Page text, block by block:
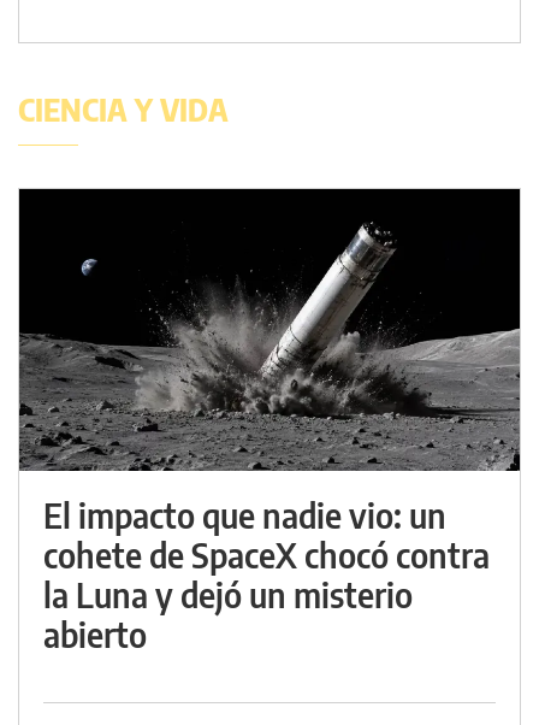
CIENCIA Y VIDA
El impacto que nadie vio: un
cohete de SpaceX chocó contra
la Luna y dejó un misterio
abierto